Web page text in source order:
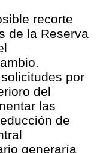
recorte
de la Reserva
por
del
las
de
generaría